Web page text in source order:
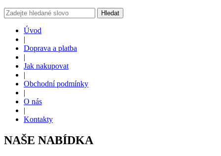
Hledat
Úvod
|
Doprava a platba
|
Jak nakupovat
|
Obchodní podmínky
|
O nás
|
Kontakty
NAŠE NABÍDKA